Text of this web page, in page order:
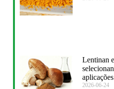
Lentinan
2026-06-24